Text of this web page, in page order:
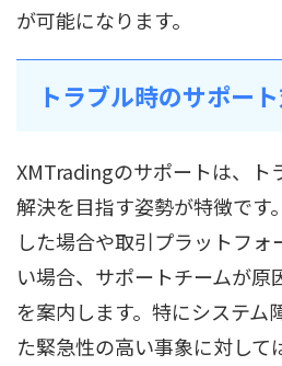
が可能になります。
トラブル時のサポー
XMTradingのサポートは、ト
解決を目指す姿勢が特徴です
した場合や取引プラットフ
い場合、サポートチームが原
を案内します。特にシステム
た緊急性の高い事象に対して